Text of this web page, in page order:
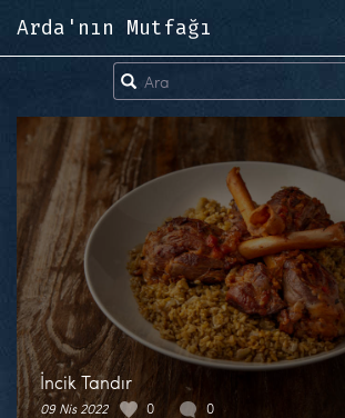
Arda'nın Mutfağı
İncik Tandır
09 Nis 2022 0 0